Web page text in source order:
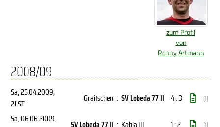
zum Profil
von
Ronny Artmann
2008/09
Sa, 25.04.2009,
21.ST
Graitschen : SV Lobeda 77 II 4 : 3 (1)
Sa, 06.06.2009,
SV Lobeda 77 II : Kahla III 1 : 2 (1)